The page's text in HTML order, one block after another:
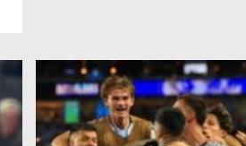
голкипере
Ахтямове:
рад,
что
могу